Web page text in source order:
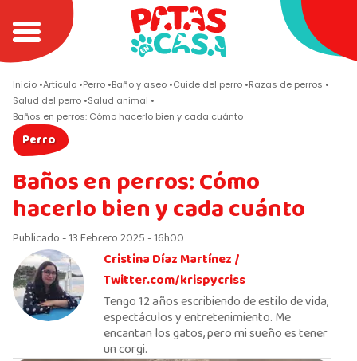
Inicio Articulo Perro Baño y aseo Cuide del perro Razas de perros
Salud del perro Salud animal
Baños en perros: Cómo hacerlo bien y cada cuánto
Perro
Baños en perros: Cómo
hacerlo bien y cada cuánto
Publicado - 13 Febrero 2025 - 16h00
Cristina Díaz Martínez /
Twitter.com/krispycriss
Tengo 12 años escribiendo de estilo de vida,
espectáculos y entretenimiento. Me
encantan los gatos, pero mi sueño es tener
un corgi.